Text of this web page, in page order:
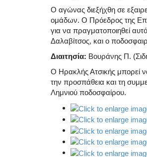
Ο αγώνας διεξήχθη σε
ομάδων. Ο Πρόεδρος της
για να πραγματοποιηθεί
Δαλαβίτσος, και ο
Διαιτησία: Βουράνης Π.
Ο Ηρακλής Ατσικής μπορεί
την προσπάθεια και τη
Λημνιού ποδοσφαίρου.